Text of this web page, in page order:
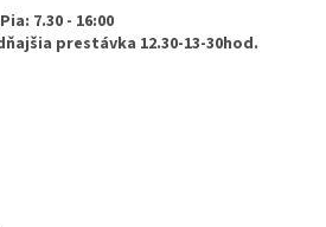
7.30 - 16:00
prestávka 12.30-13-30hod.